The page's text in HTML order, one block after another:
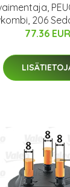
206
77.36 EUR